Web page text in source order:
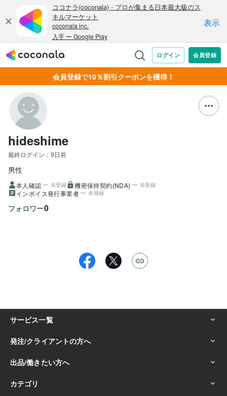
会員登録で10％割引クーポンを獲得！
hideshime
最終ログイン： 9日前
男性
本人確認 未登録 機密保持契約(NDA) 未登録
インボイス発行事業者 未登録
フォロワー0